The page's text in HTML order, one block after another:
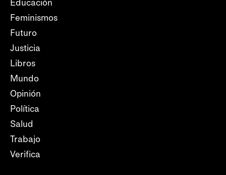
Educación
Feminismos
Futuro
Justicia
Libros
Mundo
Opinión
Política
Salud
Trabajo
Verifica